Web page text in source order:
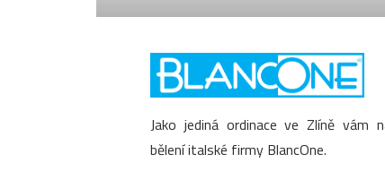
Jako jediná ordinace ve Zlíně vám
bělení italské firmy BlancOne.